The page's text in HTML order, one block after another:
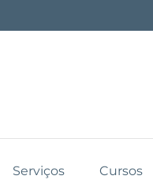
Serviços Cursos